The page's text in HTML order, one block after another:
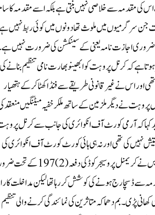
شواہد عدالت میں پیش کیئے ہیں سی آر پی سی کی دفعہ 197کے تحت اس کی مقدمہ سے خلاصی نہیں بنتی ہے بلکہ اسے مقدمہ کا
جن سرگرمیوں میں ملوث تھا دونوں میں کوئی ربط نہیں
کے تحت انجام نہیں دیا گیا لہذا سی آر پی سی کی دفعہ 197 کے تحت ضروری اجازت نامہ یعنی کے سینکشن کی ضرورت
ہوتا ہے کہ کرنل پروہت کو ابھینو بھارت نامی تنظیم بنانے کی
اس نے غیر قانونی طریقے سے فنڈ اکھٹا کرکے ہتھیار
نے دیگر ملزمین کے ساتھ ملکر خفیہ میٹنگیں منعقد
کہا کہ آرمی کورٹ آف انکوائری کی جانب سے کرنل
نہیں کی تھی اور نہ ہی ہائی کورٹ کورٹ آف انکوائری کی
رپورٹ کو قبول کرنے کی پابند ہے۔واضح رہے کہ ملزم کو گرفتار کرنے سے قبل اے ٹی ایس نے کریمنل
سے ڈسچارج ہونے کی کوشش کررہا تھا لیکن مداخلت کار
پڑی۔بم دھماکہ متاثرین کی نمائندگی کرنے والی تنظیم